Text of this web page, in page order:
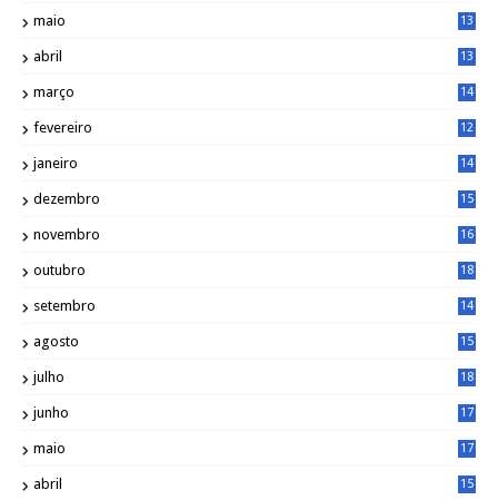
maio
13
abril
13
março
14
fevereiro
12
janeiro
14
dezembro
15
novembro
16
outubro
18
setembro
14
agosto
15
julho
18
junho
17
maio
17
abril
15